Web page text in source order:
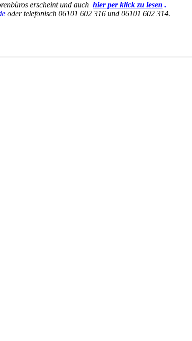
erscheint und auch hier per klick zu lesen .
oder telefonisch 06101 602 316 und 06101 602 314.